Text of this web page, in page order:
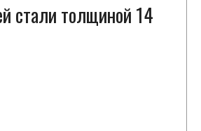
стали толщиной 14